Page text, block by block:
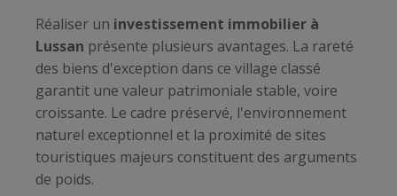
Réaliser un investissement immobilier à
Lussan présente plusieurs avantages. La rareté
des biens d'exception dans ce village classé
garantit une valeur patrimoniale stable, voire
croissante. Le cadre préservé, l'environnement
naturel exceptionnel et la proximité de sites
touristiques majeurs constituent des arguments
de poids.